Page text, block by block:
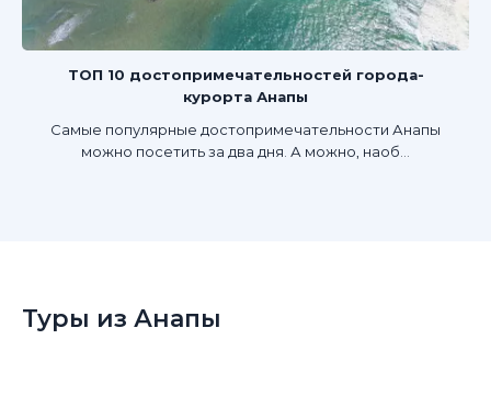
ТОП 10 достопримечательностей города-
курорта Анапы
Самые популярные достопримечательности Анапы
можно посетить за два дня. А можно, наоб...
Туры из Анапы